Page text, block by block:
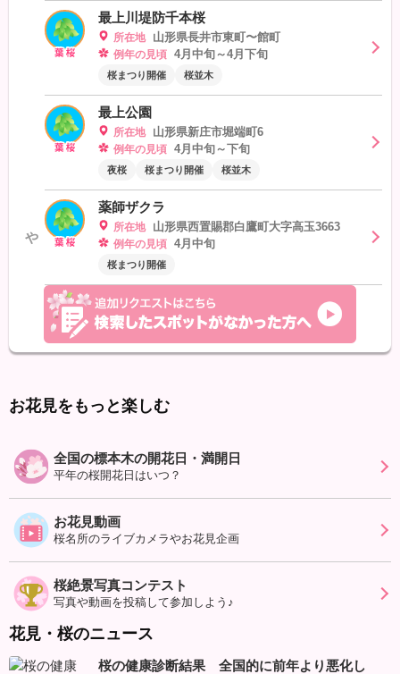
最上川堤防千本桜
所在地 山形県長井市東町〜館町
例年の見頃 4月中旬～4月下旬
桜まつり開催 桜並木
最上公園
所在地 山形県新庄市堀端町6
例年の見頃 4月中旬～下旬
夜桜 桜まつり開催 桜並木
や
薬師ザクラ
所在地 山形県西置賜郡白鷹町大字高玉3663
例年の見頃 4月中旬
桜まつり開催
お花見をもっと楽しむ
全国の標本木の開花日・満開日
平年の桜開花日はいつ？
お花見動画
桜名所のライブカメラやお花見企画
桜絶景写真コンテスト
写真や動画を投稿して参加しよう♪
花見・桜のニュース
桜の健康診断結果 全国的に前年より悪化し